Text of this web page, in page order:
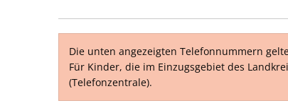
JugendDie unten angezeigten Telefonnummern
Für Kinder, die im Einzugsgebiet des
(Telefonzentrale).